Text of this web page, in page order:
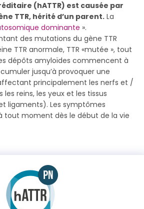
(hATTR) est causée par
TTR, hérité d’un parent. La
dominante ».
des mutations du gène TTR
TTR anormale, TTR «mutée », tout
dépôts amyloïdes commencent à
jusqu’à provoquer une
principalement les nerfs et /
reins, les yeux et les tissus
ligaments). Les symptômes
tout moment dès le début de la vie